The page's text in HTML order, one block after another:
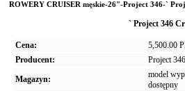
ROWERY CRUISER męskie-26"-Project 346-`
` Project 346
Cena:
5,500.00
Producent:
Project 346
Magazyn:
model
dostępny